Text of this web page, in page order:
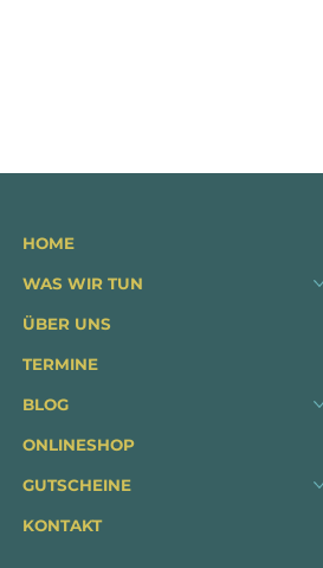
HOME
WAS WIR TUN
ÜBER UNS
TERMINE
BLOG
ONLINESHOP
GUTSCHEINE
KONTAKT